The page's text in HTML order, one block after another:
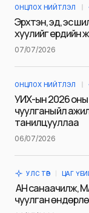
Сэтгэгдэл*
time I
Илгээх
ОНЦЛОХ НИЙТЛЭЛ
Эрхтэн, эд, эс
хуулийг ердийн
07/07/2026
ОНЦЛОХ НИЙТЛЭЛ
УИХ-ын 2026
чуулганы үйл
танилцууллаа
06/07/2026
УЛС ТӨР ЦАГ
АН санаачилж,
чуулган